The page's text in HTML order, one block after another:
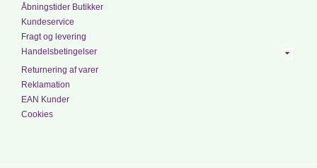
Åbningstider Butikker
Kundeservice
Fragt og levering
Handelsbetingelser
Returnering af varer
Reklamation
EAN Kunder
Cookies